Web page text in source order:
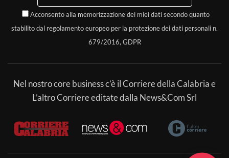
Acconsento alla memorizzazione dei miei dati secondo quanto
stabilito dal regolamento europeo per la protezione dei dati personali n.
679/2016, GDPR
Nel nostro core business c’è il Corriere della Calabria e
L’altro Corriere editate dalla News&Com Srl